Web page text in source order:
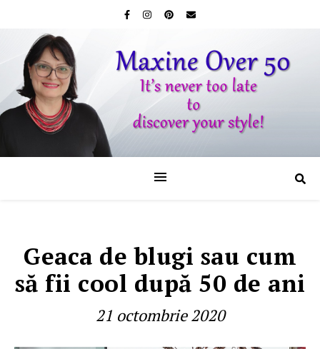
Geaca de blugi sau cum
să fii cool după 50 de ani
21 octombrie 2020